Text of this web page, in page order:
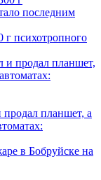
г психотропного
продал планшет, а